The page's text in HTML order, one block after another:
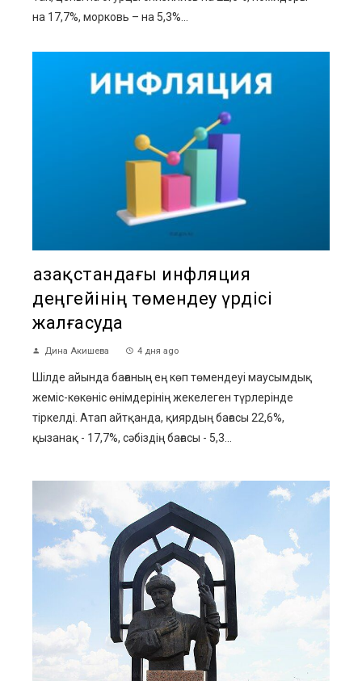
на 17,7%, морковь – на 5,3%...
Қазақстандағы инфляция
деңгейінің төмендеу үрдісі
жалғасуда
Дина Акишева 4 дня ago
Шілде айында бағаның ең көп төмендеуі маусымдық
жеміс-көкөніс өнімдерінің жекелеген түрлерінде
тіркелді. Атап айтқанда, қиярдың бағасы 22,6%,
қызанақ - 17,7%, сәбіздің бағасы - 5,3...